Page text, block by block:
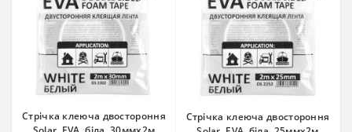
Стрічка клеюча двостороння
Стрічка клеюча двостороння